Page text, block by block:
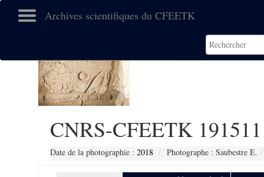
Archives scientifiques du CFEETK
CNRS-CFEETK 191511
Date de la photographie : 2018 Photographe : Saubestre E.